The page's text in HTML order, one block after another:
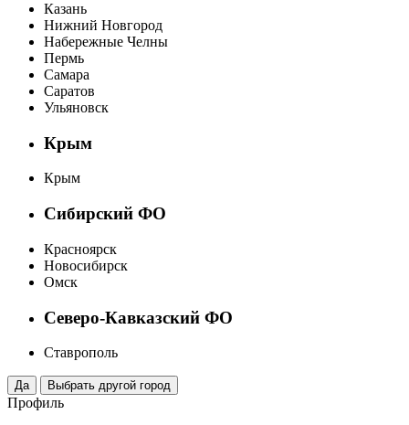
Казань
Нижний Новгород
Набережные Челны
Пермь
Самара
Саратов
Ульяновск
Крым
Крым
Сибирский ФО
Красноярск
Новосибирск
Омск
Северо-Кавказский ФО
Ставрополь
Профиль